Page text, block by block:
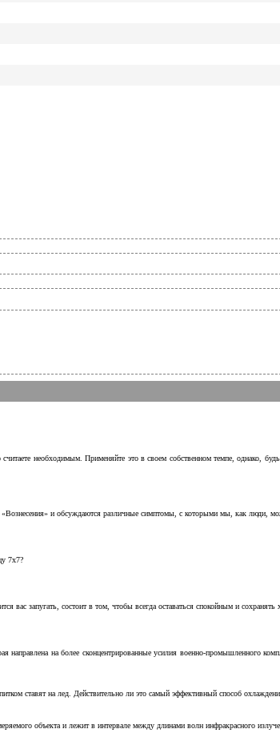
необходимым. Применяйте это в своем собственном темпе, однако,
и обсуждаются различные симптомы, с которыми мы, как люди,
7х7?
вас запугать, состоит в том, чтобы всегда оставаться спокойным и
направлена на более сконцентрированные усилия военно-промышленного
ставят на лед. Действительно ли это самый эффективный способ
объекта и лежит в интервале между длинами волн инфракрасного